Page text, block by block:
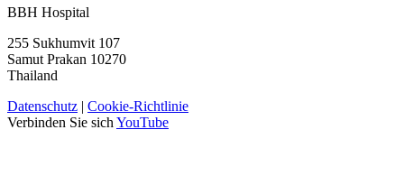
BBH Hospital
255 Sukhumvit 107
Samut Prakan 10270
Thailand
Datenschutz
Cookie-Richtlinie
Verbinden Sie sichYouTube